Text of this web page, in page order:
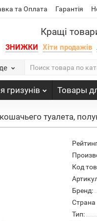
та Оплата Гарантія
Кращі
ЗНИЖКИ Хіти продажів
гризунів Товары
туалета,
Код
Бренд:
Страна
Тип: